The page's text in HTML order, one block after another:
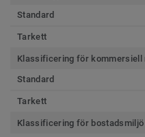
Standard
Tarkett
Klassificering för kommersiell
Standard
Tarkett
Klassificering för bostadsmiljö